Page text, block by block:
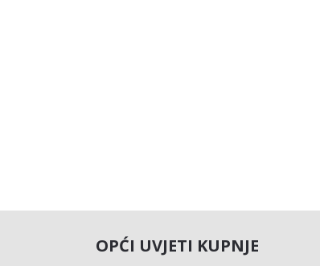
OPĆI UVJETI KUPNJE